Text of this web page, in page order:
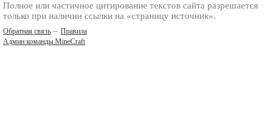
Полное или частичное цитирование текстов сайта разрешается
только при наличии ссылки на «страницу источник».
Обратная связь – Правила
Админ команды MineCraft